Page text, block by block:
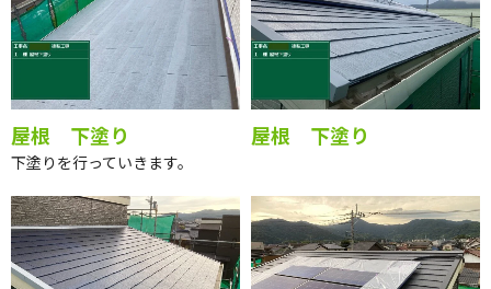
屋根 下塗り
下塗りを行っていきます。
屋根 下塗り